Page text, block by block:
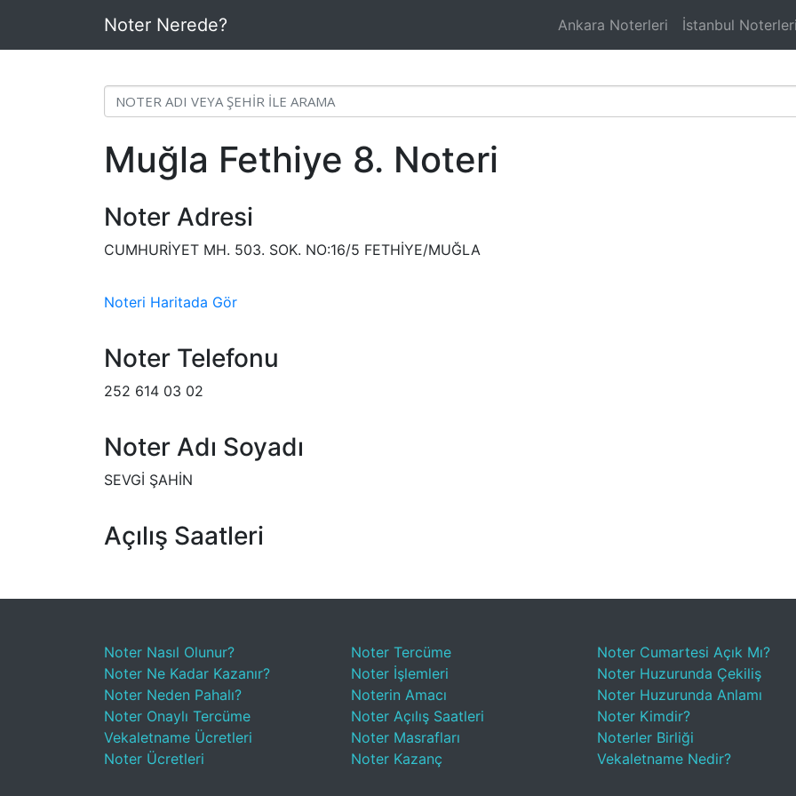
Noter Nerede? Ankara Noterleri İstanbul Noterleri
Muğla Fethiye 8. Noteri
Noter Adresi
CUMHURİYET MH. 503. SOK. NO:16/5 FETHİYE/MUĞLA
Noteri Haritada Gör
Noter Telefonu
252 614 03 02
Noter Adı Soyadı
SEVGİ ŞAHİN
Açılış Saatleri
Noter Nasıl Olunur?
Noter Ne Kadar Kazanır?
Noter Neden Pahalı?
Noter Onaylı Tercüme
Vekaletname Ücretleri
Noter Ücretleri
Noter Tercüme
Noter İşlemleri
Noterin Amacı
Noter Açılış Saatleri
Noter Masrafları
Noter Kazanç
Noter Cumartesi Açık Mı?
Noter Huzurunda Çekiliş
Noter Huzurunda Anlamı
Noter Kimdir?
Noterler Birliği
Vekaletname Nedir?